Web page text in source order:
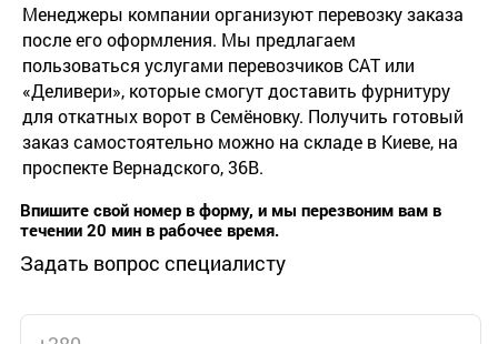
Менеджеры компании организуют перевозку заказа
после его оформления. Мы предлагаем
пользоваться услугами перевозчиков САТ или
«Деливери», которые смогут доставить фурнитуру
для откатных ворот в Семёновку. Получить готовый
заказ самостоятельно можно на складе в Киеве, на
проспекте Вернадского, 36В.
Впишите свой номер в форму, и мы перезвоним вам в
течении 20 мин в рабочее время.
Задать вопрос специалисту